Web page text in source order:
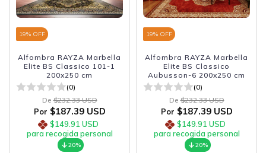
19% OFF
Alfombra RAYZA Marbella
Elite BS Classico 101-1
200x250 cm
(0)
De $232.33 USD
Por $187.39 USD
$149.91 USD
para recogida personal
20%
19% OFF
Alfombra RAYZA Marbella
Elite BS Classico
Aubusson-6 200x250 cm
(0)
De $232.33 USD
Por $187.39 USD
$149.91 USD
para recogida personal
20%